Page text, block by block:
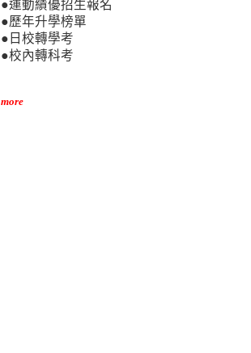
●運動績優招生報名
●歷年升學榜單
●日校轉學考
●校內轉科考
more